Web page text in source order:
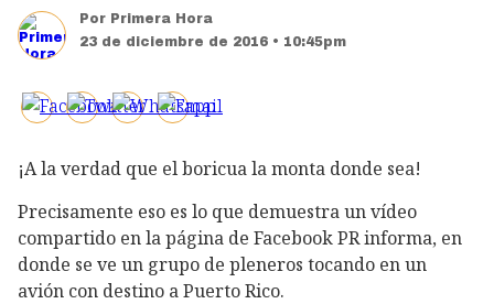
Por Primera Hora
23 de diciembre de 2016 • 10:45pm
¡A la verdad que el boricua la monta donde sea!
Precisamente eso es lo que demuestra un vídeo
compartido en la página de Facebook PR informa, en
donde se ve un grupo de pleneros tocando en un
avión con destino a Puerto Rico.